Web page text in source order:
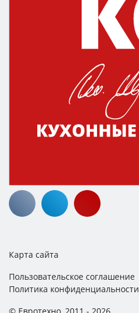
Карта сайта
Пользовательское соглашение
Политика конфиденциальности